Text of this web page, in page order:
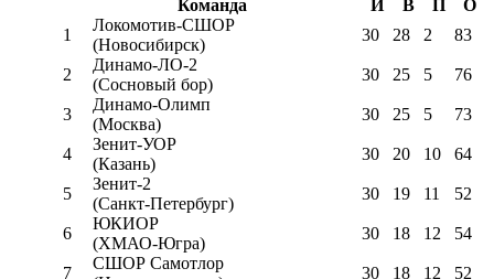
Команда
И В П
О
1
Локомотив-CШОР
(Новосибирск)
30 28 2 83
2
Динамо-ЛО-2
(Сосновый бор)
30 25 5 76
3
Динамо-Олимп
(Москва)
30 25 5 73
4
Зенит-УОР
(Казань)
30 20 10 64
5
Зенит-2
(Санкт-Петербург)
30 19 11 52
6
ЮКИОР
(ХМАО-Югра)
30 18 12 54
7
СШОР Самотлор
30 18 12 52